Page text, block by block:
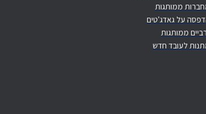
ממותגות
על גאדג'טים
ממותגות
לעובד חדש